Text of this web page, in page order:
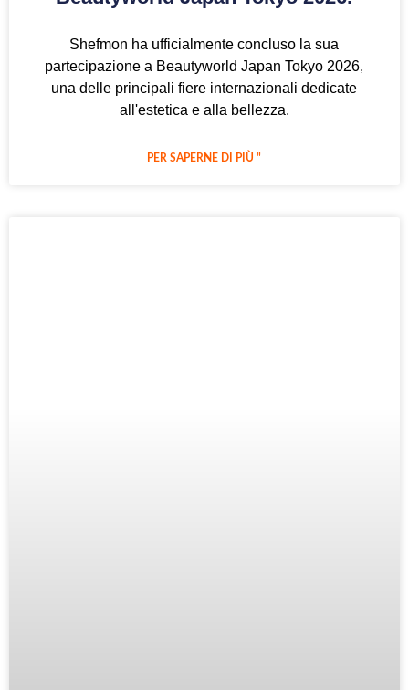
Shefmon ha ufficialmente concluso la sua
partecipazione a Beautyworld Japan Tokyo 2026,
una delle principali fiere internazionali dedicate
all'estetica e alla bellezza.
PER SAPERNE DI PIÙ "